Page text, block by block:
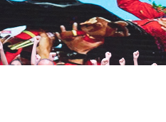
학부모방
정기고사 기출문제